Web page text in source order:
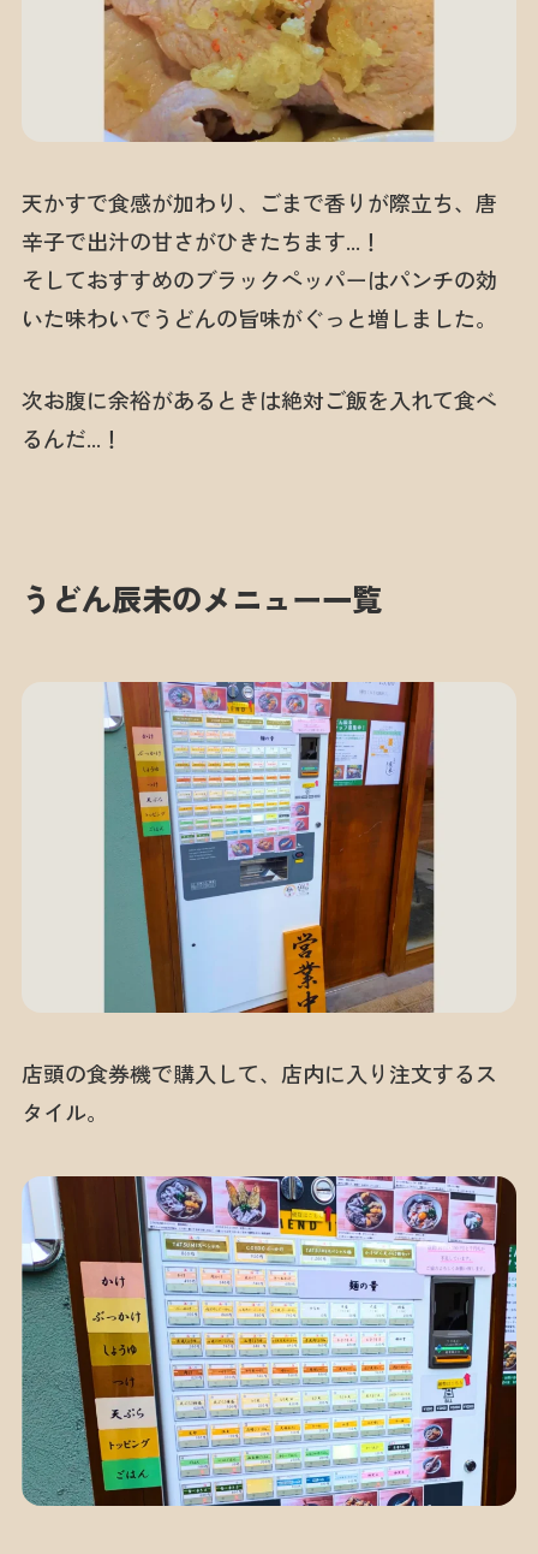
天かすで食感が加わり、ごまで香りが際立ち、唐
辛子で出汁の甘さがひきたちます…！
そしておすすめのブラックペッパーはパンチの効
いた味わいでうどんの旨味がぐっと増しました。
次お腹に余裕があるときは絶対ご飯を入れて食べ
るんだ…！
うどん辰未のメニュー一覧
店頭の食券機で購入して、店内に入り注文するス
タイル。